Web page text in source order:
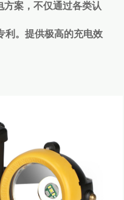
案，不仅通过各类认
利。提供极高的充电效